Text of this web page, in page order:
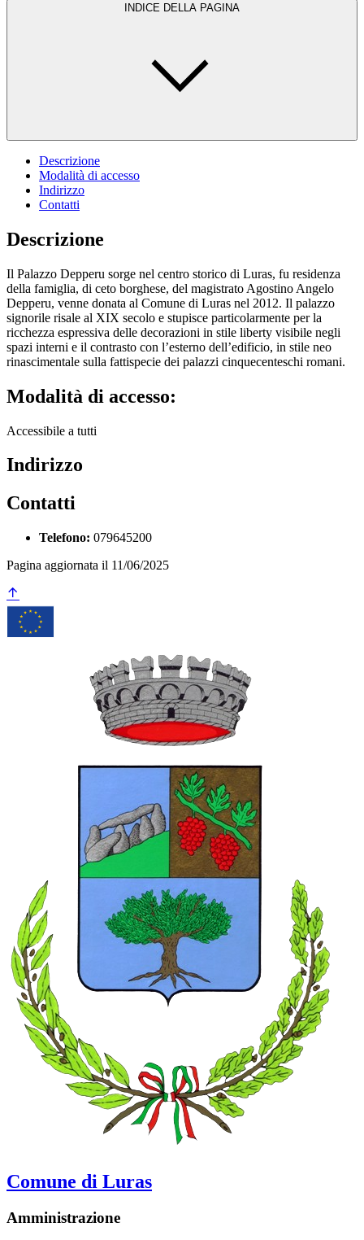
INDICE DELLA PAGINA
Descrizione
Modalità di accesso
Indirizzo
Contatti
Descrizione
Il Palazzo Depperu sorge nel centro storico di Luras, fu residenza
della famiglia, di ceto borghese, del magistrato Agostino Angelo
Depperu, venne donata al Comune di Luras nel 2012. Il palazzo
signorile risale al XIX secolo e stupisce particolarmente per la
ricchezza espressiva delle decorazioni in stile liberty visibile negli
spazi interni e il contrasto con l’esterno dell’edificio, in stile neo
rinascimentale sulla fattispecie dei palazzi cinquecenteschi romani.
Modalità di accesso:
Accessibile a tutti
Indirizzo
Contatti
Telefono: 079645200
Pagina aggiornata il 11/06/2025
Comune di Luras
Amministrazione